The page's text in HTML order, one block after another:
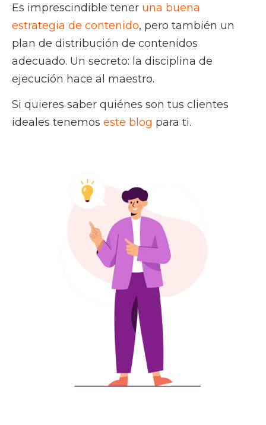
Es imprescindible tener una buena
estrategia de contenido, pero también un
plan de distribución de contenidos
adecuado. Un secreto: la disciplina de
ejecución hace al maestro.
Si quieres saber quiénes son tus clientes
ideales tenemos este blog para ti.